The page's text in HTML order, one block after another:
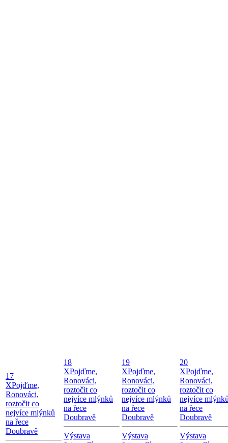
17
XPojďme,
Ronováci,
roztočit co
nejvíce mlýnků
na řece
Doubravě
18
XPojďme,
Ronováci,
roztočit co
nejvíce mlýnků
na řece
Doubravě
Výstava
19
XPojďme,
Ronováci,
roztočit co
nejvíce mlýnků
na řece
Doubravě
Výstava
20
XPojďme,
Ronováci,
roztočit co
nejvíce
na řece
Doubravě
Výstava